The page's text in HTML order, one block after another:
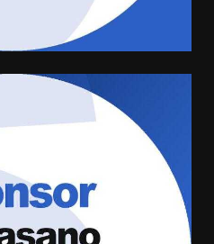
Fratelli d’Italia,
in Consiglio
2026 08:00
beni comuni e
attiva: online
la gestione
della Villetta di